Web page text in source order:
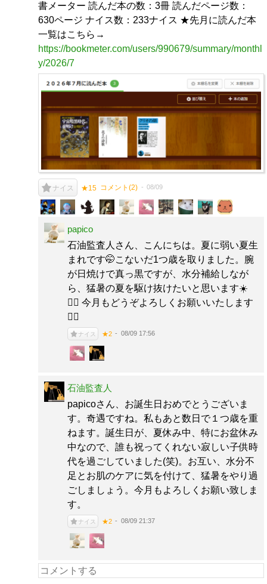
書メーター 読んだ本の数：3冊 読んだページ数：
630ページ ナイス数：233ナイス ★先月に読んだ本
一覧はこちら→
https://bookmeter.com/users/990679/summary/monthl
y/2026/7
ナイス ★15 コメント(2) 08/09
papico
石油監査人さん、こんにちは。夏に弱い夏生
まれです🤭こないだ1つ歳を取りました。腕
が日焼けで真っ黒ですが、水分補給しなが
ら、猛暑の夏を駆け抜けたいと思います☀️
🏃‍♀️ 今月もどうぞよろしくお願いいたします
🙇‍♀️
ナイス ★2 08/09 17:56
石油監査人
papicoさん、お誕生日おめでとうございま
す。奇遇ですね。私もあと数日で１つ歳を重
ねます。誕生日が、夏休み中、特にお盆休み
中なので、誰も祝ってくれない寂しい子供時
代を過ごしていました(笑)。お互い、水分不
足とお肌のケアに気を付けて、猛暑をやり過
ごしましょう。今月もよろしくお願い致しま
す。
ナイス ★2 08/09 21:37